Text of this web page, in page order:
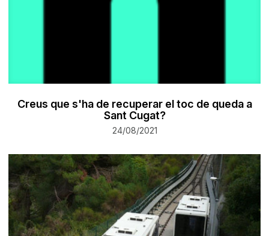
Creus que s'ha de recuperar el toc de queda a
Sant Cugat?
24/08/2021